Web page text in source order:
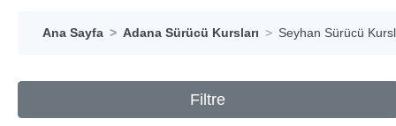
Ana Sayfa Adana Sürücü Kursları Seyhan Sürücü
Filtre